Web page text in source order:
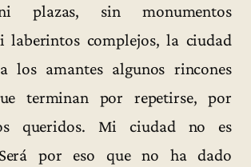
plazas, sin monumentos
laberintos complejos, la ciudad
los amantes algunos rincones
terminan por repetirse, por
queridos. Mi ciudad no es
por eso que no ha dado